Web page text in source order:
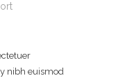
nibh euismod